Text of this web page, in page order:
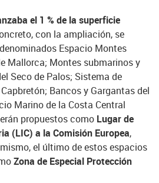
el 1 % de la superficie
con la ampliación, se
Espacio Montes
Mallorca; Montes submarinos y
Seco de Palos; Sistema de
Bancos y Gargantas del
Marino de la Costa Central
propuestos comoLugar de
(LIC) a la Comisión Europea,
el último de estos espacios
Zona de Especial Protección